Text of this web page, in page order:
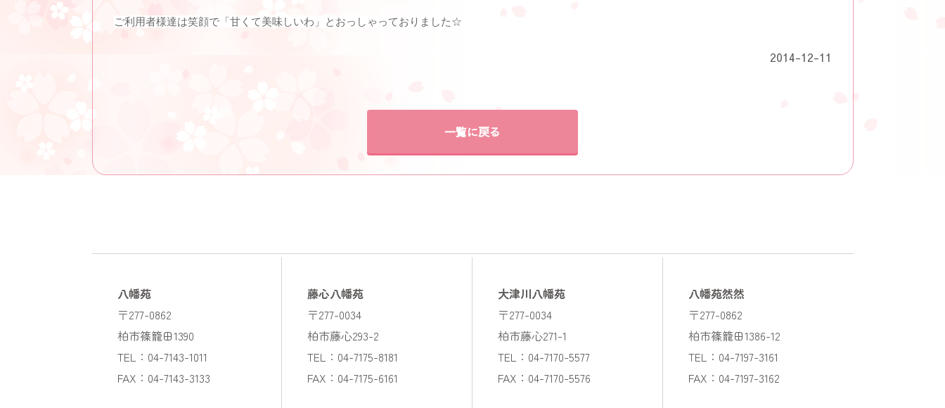
ご利用者様達は笑顔で「甘くて美味しいわ」とおっしゃっておりました☆
2014-12-11
一覧に戻る
八幡苑
〒277-0862
柏市篠籠田1390
TEL：04-7143-1011
FAX：04-7143-3133
藤心八幡苑
〒277-0034
柏市藤心293-2
TEL：04-7175-8181
FAX：04-7175-6161
大津川八幡苑
〒277-0034
柏市藤心271-1
TEL：04-7170-5577
FAX：04-7170-5576
八幡苑然然
〒277-0862
柏市篠籠田1386-12
TEL：04-7197-3161
FAX：04-7197-3162